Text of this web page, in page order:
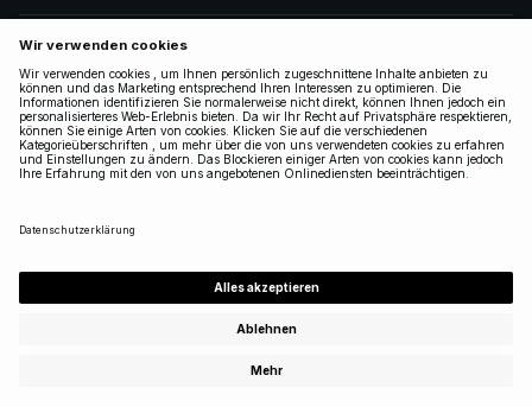
ÜBER NA-KD
FOLGEN SIE UNS
LEGAL